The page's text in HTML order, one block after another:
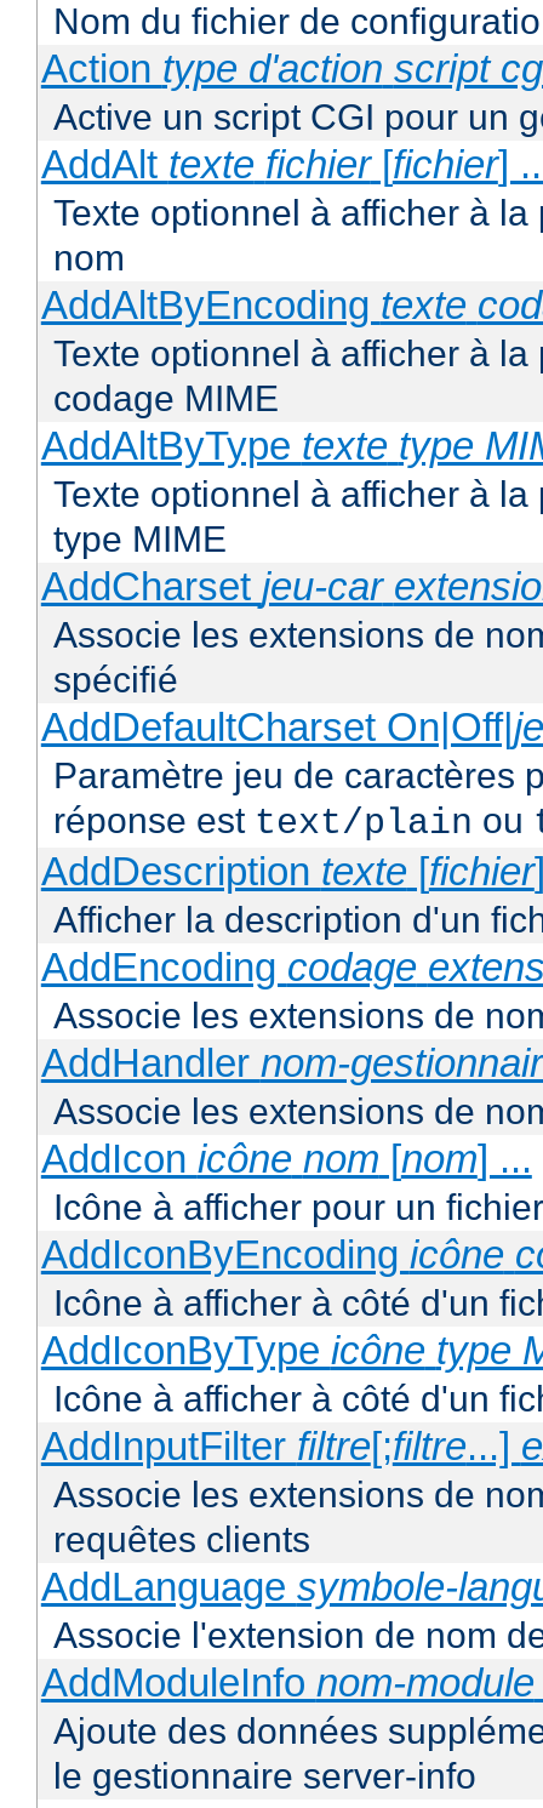
Nom du fichier de
Action type d'action script
Active un script CGI pour un
AddAlt texte fichier[fichier]
Texte optionnel à afficher à
nom
AddAltByEncoding texte
Texte optionnel à afficher à
codage MIME
AddAltByType texte type
Texte optionnel à afficher à
type MIME
AddCharset jeu-car
Associe les extensions de
spécifié
AddDefaultCharset On|Off|
Paramètre jeu de caractères
réponse est text/plain ou
AddDescription texte [fichier
Afficher la description d'un
AddEncoding codage
Associe les extensions de
AddHandler nom-
Associe les extensions de
AddIcon icône nom [nom] ...
Icône à afficher pour un
AddIconByEncoding icône
Icône à afficher à côté d'un
AddIconByType icône type
Icône à afficher à côté d'un
AddInputFilter filtre[;filtre...]
Associe les extensions de
requêtes clients
AddLanguage symbole-
Associe l'extension de nom
AddModuleInfo nom-module
Ajoute des données
le gestionnaire server-info